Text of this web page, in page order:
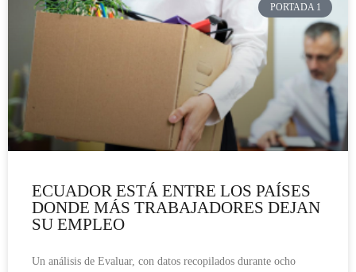
PORTADA 1
ECUADOR ESTÁ ENTRE LOS PAÍSES
DONDE MÁS TRABAJADORES DEJAN
SU EMPLEO
Un análisis de Evaluar, con datos recopilados durante ocho